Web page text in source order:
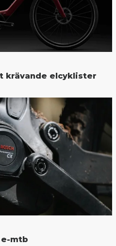
krävande elcyklister
mtb